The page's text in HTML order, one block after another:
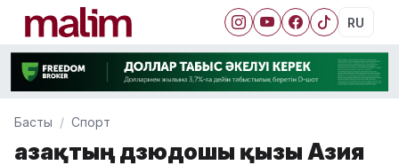
RU
Басты Спорт
Қазақтың дзюдошы қызы Азия